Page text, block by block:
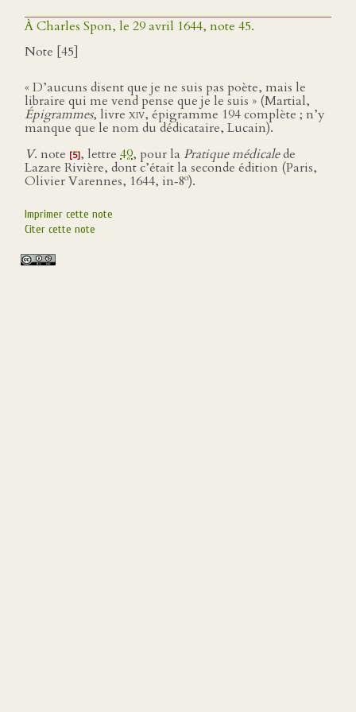
À Charles Spon, le 29 avril 1644, note 45.
Note [45]
« D’aucuns disent que je ne suis pas poète, mais le
libraire qui me vend pense que je le suis » (Martial,
Épigrammes, livre xiv, épigramme 194 complète ; n’y
manque que le nom du dédicataire, Lucain).
V. note [5], lettre 49, pour la Pratique médicalede
Lazare Rivière, dont c’était la seconde édition (Paris,
Olivier Varennes, 1644, in‑8o).
Imprimer cette note
Citer cette note